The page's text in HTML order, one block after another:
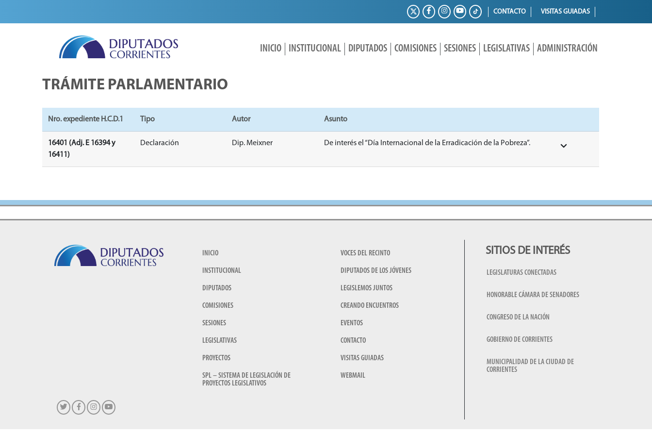
CONTACTO VISITAS GUIADAS
INICIO INSTITUCIONAL DIPUTADOS COMISIONES SESIONES LEGISLATIVAS ADMINISTRACIÓN
TRÁMITE PARLAMENTARIO
Nro. expediente H.C.D.1 Tipo Autor Asunto
16401 (Adj. E 16394 y
16411)
Declaración Dip. Meixner De interés el “Día Internacional de la Erradicación de la Pobreza”.
INICIO
INSTITUCIONAL
DIPUTADOS
COMISIONES
SESIONES
LEGISLATIVAS
PROYECTOS
SPL – SISTEMA DE LEGISLACIÓN DE
PROYECTOS LEGISLATIVOS
VOCES DEL RECINTO
DIPUTADOS DE LOS JÓVENES
LEGISLEMOS JUNTOS
CREANDO ENCUENTROS
EVENTOS
CONTACTO
VISITAS GUIADAS
WEBMAIL
SITIOS DE INTERÉS
LEGISLATURAS CONECTADAS
HONORABLE CÁMARA DE SENADORES
CONGRESO DE LA NACIÓN
GOBIERNO DE CORRIENTES
MUNICIPALIDAD DE LA CIUDAD DE
CORRIENTES